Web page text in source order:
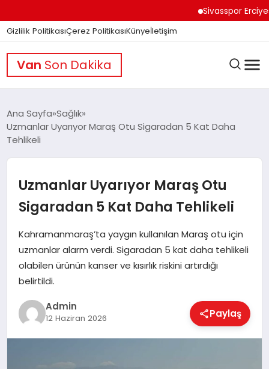
Sivasspor Erciyes
Gizlilik PolitikasıÇerez PolitikasıKünyeİletişim
Van Son Dakika
GÜNDEM
DÜNYA
EĞITIM
EKONOMI
MAGAZIN
Ana Sayfa Sağlık
Uzmanlar Uyarıyor Maraş Otu Sigaradan 5 Kat Daha
Tehlikeli
Uzmanlar Uyarıyor Maraş Otu
Sigaradan 5 Kat Daha Tehlikeli
Kahramanmaraş’ta yaygın kullanılan Maraş otu için
uzmanlar alarm verdi. Sigaradan 5 kat daha tehlikeli
olabilen ürünün kanser ve kısırlık riskini artırdığı
belirtildi.
Admin
12 Haziran 2026 Paylaş